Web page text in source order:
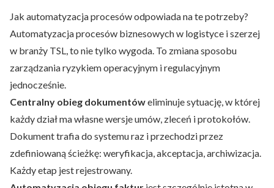
Jak automatyzacja procesów odpowiada na te potrzeby?
Automatyzacja procesów biznesowych w logistyce i szerzej
w branży TSL, to nie tylko wygoda. To zmiana sposobu
zarządzania ryzykiem operacyjnym i regulacyjnym
jednocześnie.
Centralny obieg dokumentóweliminuje sytuację, w której
każdy dział ma własne wersje umów, zleceń i protokołów.
Dokument trafia do systemu raz i przechodzi przez
zdefiniowaną ścieżkę: weryfikacja, akceptacja, archiwizacja.
Każdy etap jest rejestrowany.